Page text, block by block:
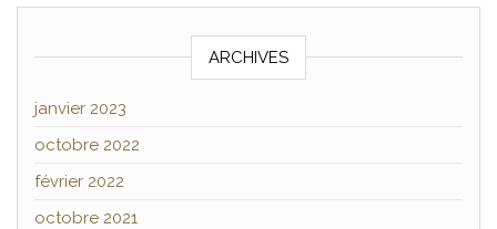
ARCHIVES
janvier 2023
octobre 2022
février 2022
octobre 2021